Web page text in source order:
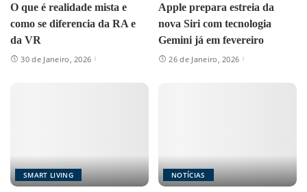
O que é realidade mista e
como se diferencia da RA e
da VR
30 de Janeiro, 2026
Apple prepara estreia da
nova Siri com tecnologia
Gemini já em fevereiro
26 de Janeiro, 2026
SMART LIVING NOTÍCIAS